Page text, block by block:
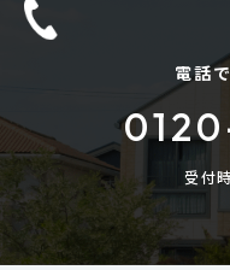
電話
受付